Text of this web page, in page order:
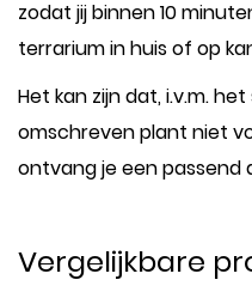
zodat jij binnen 10
terrarium in huis of op
Het kan zijn dat, i.v.m.
omschreven plant niet
ontvang je een passend
Vergelijkbare